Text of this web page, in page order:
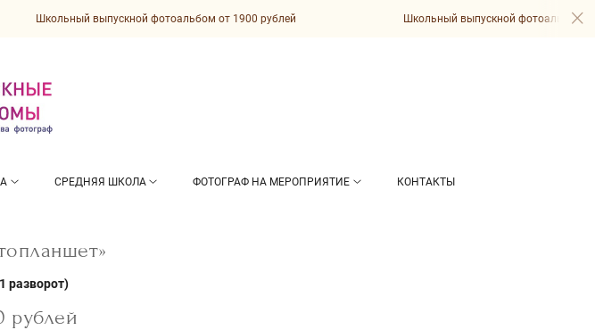
СРЕДНЯЯ ШКОЛА ФОТОГРАФ НА МЕРОПРИЯТИЕ КОНТАКТЫ
разворот)
рублей
Школьный выпускной фотоальбом от 1900 рублей Школьный выпускной фотоальбом от